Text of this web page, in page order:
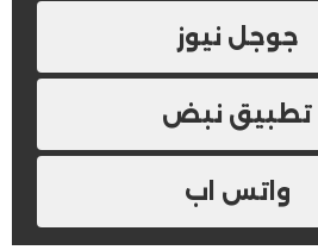
جوجل نيوز
تطبيق نبض
واتس اب